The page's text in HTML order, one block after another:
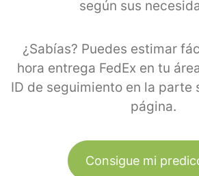
según sus
¿Sabías? Puedes estimar
hora entrega FedEx en tu
ID de seguimiento en la parte
página.
Consigue mi